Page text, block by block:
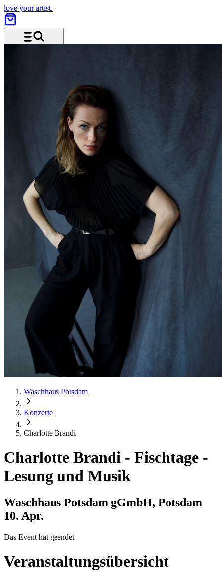
love your artist.
Waschhaus Potsdam
Konzerte
Charlotte Brandi
Charlotte Brandi - Fischtage -
Lesung und Musik
Waschhaus Potsdam gGmbH, Potsdam
10. Apr.
Das Event hat geendet
Veranstaltungsübersicht